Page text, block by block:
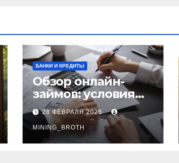
БАНКИ И КРЕДИТЫ
Обзор онлайн-
займов: условия
выдачи,
процентные
ставки и
требования к
28 ФЕВРАЛЯ 2026
MINING_BROTH